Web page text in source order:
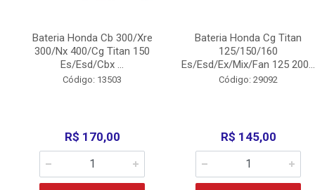
Bateria Honda Cb 300/Xre
300/Nx 400/Cg Titan 150
Es/Esd/Cbx ...
Código: 13503
R$ 170,00
Bateria Honda Cg Titan
125/150/160
Es/Esd/Ex/Mix/Fan 125 200...
Código: 29092
R$ 145,00